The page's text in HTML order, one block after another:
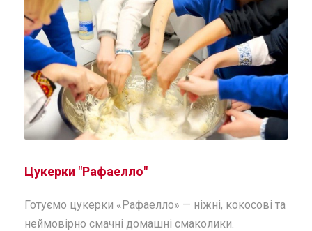
Цукерки "Рафаелло"
Готуємо цукерки «Рафаелло» — ніжні, кокосові та
неймовірно смачні домашні смаколики.